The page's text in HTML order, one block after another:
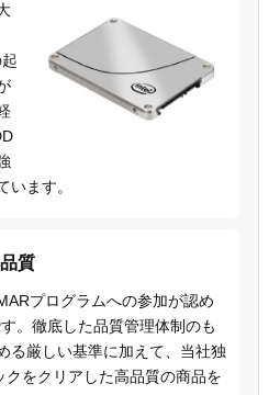
います。
質
プログラムへの参加が認め
。徹底した品質管理体制のも
る厳しい基準に加えて、当社独
クをクリアした高品質の商品を